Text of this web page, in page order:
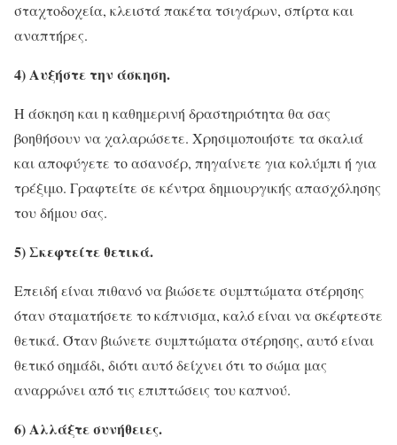
σταχτοδοχεία, κλειστά πακέτα τσιγάρων, σπίρτα και
αναπτήρες.
4) Αυξήστε την άσκηση.
Η άσκηση και η καθημερινή δραστηριότητα θα σας
βοηθήσουν να χαλαρώσετε. Χρησιμοποιήστε τα σκαλιά
και αποφύγετε το ασανσέρ, πηγαίνετε για κολύμπι ή για
τρέξιμο. Γραφτείτε σε κέντρα δημιουργικής απασχόλησης
του δήμου σας.
5) Σκεφτείτε θετικά.
Επειδή είναι πιθανό να βιώσετε συμπτώματα στέρησης
όταν σταματήσετε το κάπνισμα, καλό είναι να σκέφτεστε
θετικά. Όταν βιώνετε συμπτώματα στέρησης, αυτό είναι
θετικό σημάδι, διότι αυτό δείχνει ότι το σώμα μας
αναρρώνει από τις επιπτώσεις του καπνού.
6) Αλλάξτε συνήθειες.